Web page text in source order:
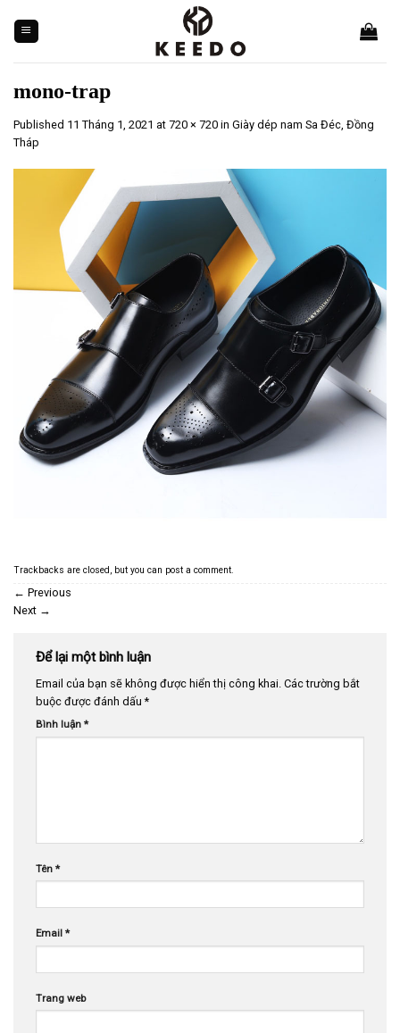
content
mono-trap
Published 11 Tháng 1, 2021 at 720 × 720 in Giày dép nam Sa Đéc, Đồng
Tháp
Trackbacks are closed, but you can post a comment.
← Previous
Next →
Để lại một bình luận
Email của bạn sẽ không được hiển thị công khai. Các trường bắt
buộc được đánh dấu*
Bình luận *
Tên *
Email *
Trang web